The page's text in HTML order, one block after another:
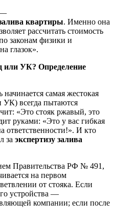
—
квартиры. Именно она
рассчитать стоимость
законам физики и
глазок».
или УК? Определение
самая жестокая
УК) всегда пытаются
«Это стояк ржавый, это
руками: «Это у вас гибкая
ответственности!». И кто
за экспертизу залива
Правительства РФ № 491,
на первом
от стояка. Если
устройства —
компании; если после